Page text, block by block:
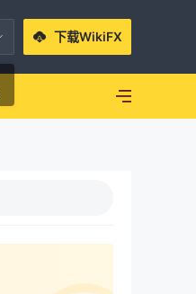
下载WikiFX